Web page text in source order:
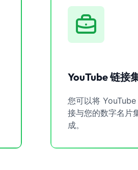
YouTube 链接
您可以将 YouTube
接与您的数字名片
成。